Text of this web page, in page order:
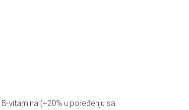
vitamina (+20% u poređenju sa